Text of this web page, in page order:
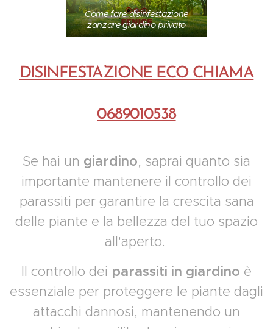
Come fare disinfestazione
zanzare giardino privato
DISINFESTAZIONE ECO CHIAMA
0689010538
Se hai un giardino, saprai quanto sia
importante mantenere il controllo dei
parassiti per garantire la crescita sana
delle piante e la bellezza del tuo spazio
all'aperto.
Il controllo dei parassiti in giardino è
essenziale per proteggere le piante dagli
attacchi dannosi, mantenendo un